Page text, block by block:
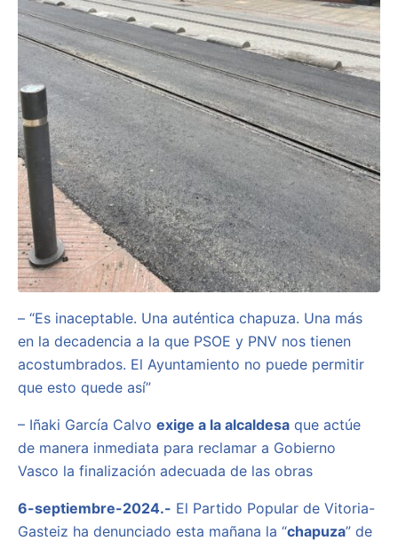
– “Es inaceptable. Una auténtica chapuza. Una más
en la decadencia a la que PSOE y PNV nos tienen
acostumbrados. El Ayuntamiento no puede permitir
que esto quede así”
– Iñaki García Calvo exige a la alcaldesa que actúe
de manera inmediata para reclamar a Gobierno
Vasco la finalización adecuada de las obras
6-septiembre-2024.- El Partido Popular de Vitoria-
Gasteiz ha denunciado esta mañana la “chapuza” de